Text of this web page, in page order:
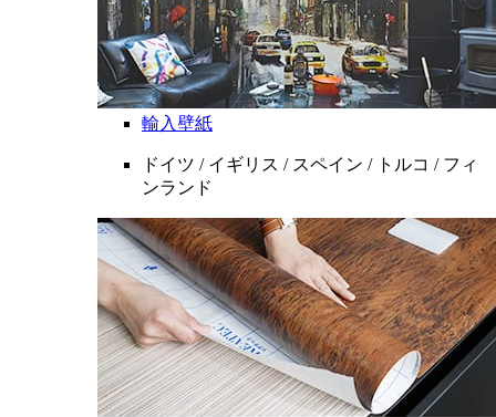
輸入壁紙
ドイツ / イギリス / スペイン / トルコ / フィ
ンランド